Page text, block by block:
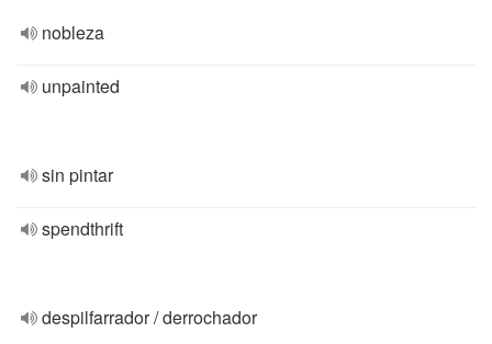
nobleza
unpainted
sin pintar
spendthrift
despilfarrador / derrochador